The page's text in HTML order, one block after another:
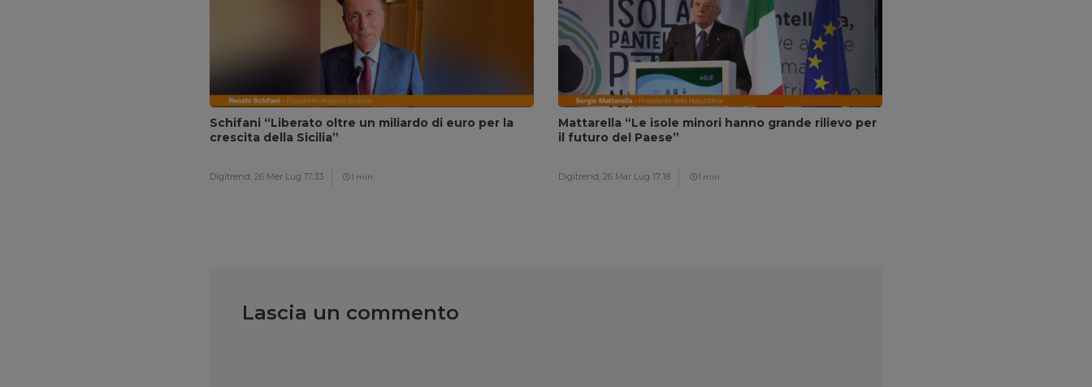
Schifani “Liberato oltre un miliardo di euro per la
crescita della Sicilia”
Digitrend, 26 Mer Lug 17:33 1 min
Mattarella “Le isole minori hanno grande rilievo per
il futuro del Paese”
Digitrend, 26 Mar Lug 17:18 1 min
Lascia un commento